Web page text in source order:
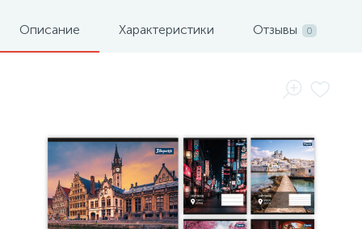
Описание Характеристики Отзывы 0